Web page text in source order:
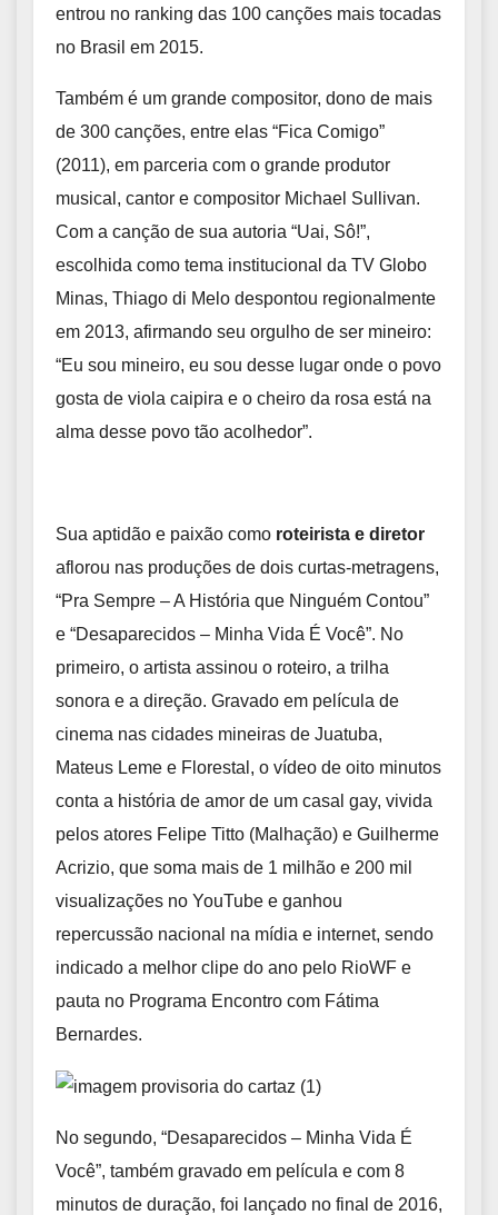
entrou no ranking das 100 canções mais tocadas
no Brasil em 2015.
Também é um grande compositor, dono de mais
de 300 canções, entre elas “Fica Comigo”
(2011), em parceria com o grande produtor
musical, cantor e compositor Michael Sullivan.
Com a canção de sua autoria “Uai, Sô!”,
escolhida como tema institucional da TV Globo
Minas, Thiago di Melo despontou regionalmente
em 2013, afirmando seu orgulho de ser mineiro:
“Eu sou mineiro, eu sou desse lugar onde o povo
gosta de viola caipira e o cheiro da rosa está na
alma desse povo tão acolhedor”.
Sua aptidão e paixão como roteirista e diretor
aflorou nas produções de dois curtas-metragens,
“Pra Sempre – A História que Ninguém Contou”
e “Desaparecidos – Minha Vida É Você”. No
primeiro, o artista assinou o roteiro, a trilha
sonora e a direção. Gravado em película de
cinema nas cidades mineiras de Juatuba,
Mateus Leme e Florestal, o vídeo de oito minutos
conta a história de amor de um casal gay, vivida
pelos atores Felipe Titto (Malhação) e Guilherme
Acrizio, que soma mais de 1 milhão e 200 mil
visualizações no YouTube e ganhou
repercussão nacional na mídia e internet, sendo
indicado a melhor clipe do ano pelo RioWF e
pauta no Programa Encontro com Fátima
Bernardes.
No segundo, “Desaparecidos – Minha Vida É
Você”, também gravado em película e com 8
minutos de duração, foi lançado no final de 2016,